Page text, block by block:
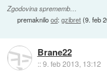
Zgodovina sprememb…
premaknilood:gzibret(9. feb
Brane22
::9. feb 2013, 13:12